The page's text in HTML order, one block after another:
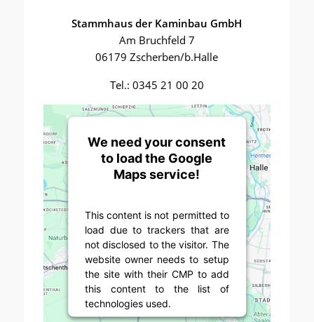
Stammhaus der Kaminbau GmbH
Am Bruchfeld 7
06179 Zscherben/b.Halle
Tel.: 0345 21 00 20
We need your consent
to load the Google
Maps service!
This content is not permitted to
load due to trackers that are
not disclosed to the visitor. The
website owner needs to setup
the site with their CMP to add
this content to the list of
technologies used.